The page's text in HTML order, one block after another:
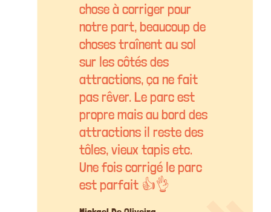
chose à corriger pour
notre part, beaucoup de
choses traînent au sol
sur les côtés des
attractions, ça ne fait
pas rêver. Le parc est
propre mais au bord des
attractions il reste des
tôles, vieux tapis etc.
Une fois corrigé le parc
est parfait 👍👌